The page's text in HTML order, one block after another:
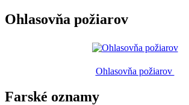
Ohlasovňa požiarov
Ohlasovňa požiarov
Farské oznamy